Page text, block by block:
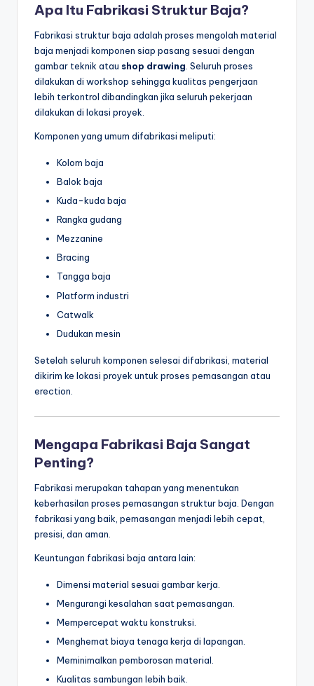
Apa Itu Fabrikasi Struktur Baja?
Fabrikasi struktur baja adalah proses mengolah material
baja menjadi komponen siap pasang sesuai dengan
gambar teknik atau shop drawing . Seluruh proses
dilakukan di workshop sehingga kualitas pengerjaan
lebih terkontrol dibandingkan jika seluruh pekerjaan
dilakukan di lokasi proyek.
Komponen yang umum difabrikasi meliputi:
Kolom baja
Balok baja
Kuda-kuda baja
Rangka gudang
Mezzanine
Bracing
Tangga baja
Platform industri
Catwalk
Dudukan mesin
Setelah seluruh komponen selesai difabrikasi, material
dikirim ke lokasi proyek untuk proses pemasangan atau
erection.
Mengapa Fabrikasi Baja Sangat
Penting?
Fabrikasi merupakan tahapan yang menentukan
keberhasilan proses pemasangan struktur baja. Dengan
fabrikasi yang baik, pemasangan menjadi lebih cepat,
presisi, dan aman.
Keuntungan fabrikasi baja antara lain:
Dimensi material sesuai gambar kerja.
Mengurangi kesalahan saat pemasangan.
Mempercepat waktu konstruksi.
Menghemat biaya tenaga kerja di lapangan.
Meminimalkan pemborosan material.
Kualitas sambungan lebih baik.